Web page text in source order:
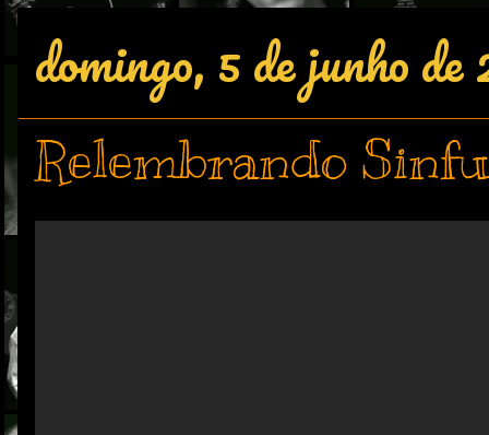
domingo, 5 de junho de
Relembrando